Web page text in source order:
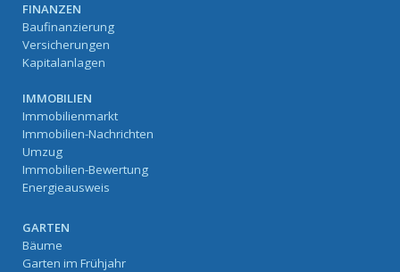
FINANZEN
Baufinanzierung
Versicherungen
Kapitalanlagen
IMMOBILIEN
Immobilienmarkt
Immobilien-Nachrichten
Umzug
Immobilien-Bewertung
Energieausweis
GARTEN
Bäume
Garten im Frühjahr